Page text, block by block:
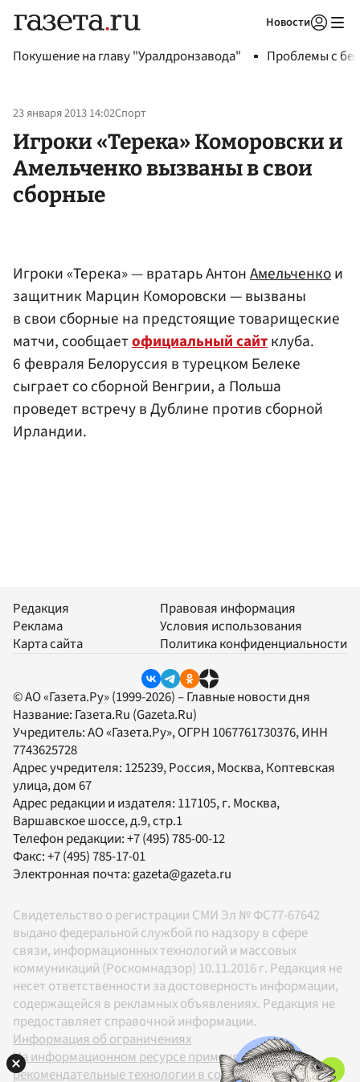
Новости
Покушение на главу "Уралдронзавода" Проблемы с
23 января 2013 14:02Спорт
Игроки «Терека» Коморовски и
Амельченко вызваны в свои
сборные
Игроки «Терека» — вратарь АнтонАмельченкои
защитник Марцин Коморовски — вызваны
в свои сборные на предстоящие товарищеские
матчи, сообщаетофициальный сайтклуба.
6 февраля Белоруссия в турецком Белеке
сыграет со сборной Венгрии, а Польша
проведет встречу в Дублине против сборной
Ирландии.
Редакция
Реклама
Карта сайта
Правовая информация
Условия использования
Политика конфиденциальности
© АО «Газета.Ру» (1999-2026) – Главные новости дня
Название: Газета.Ru (Gazeta.Ru)
Учредитель:АО «Газета.Ру», ОГРН 1067761730376, ИНН
7743625728
Адрес учредителя: 125239, Россия, Москва, Коптевская
улица, дом 67
Адрес редакции и издателя: 117105, г. Москва,
Варшавское шоссе, д.9, стр.1
Телефон редакции:+7 (495) 785-00-12
Факс:+7 (495) 785-17-01
Электронная почта:gazeta@gazeta.ru
Свидетельство о регистрации СМИ Эл № ФС77-67642
выдано федеральной службой по надзору в сфере
связи, информационных технологий и массовых
коммуникаций (Роскомнадзор) 10.11.2016 г. Редакция не
несет ответственности за достоверность информации,
содержащейся в рекламных объявлениях. Редакция не
предоставляет справочной информации.
Информация об ограничениях
На информационном ресурсе применяются
рекомендательные технологии в соответствии с